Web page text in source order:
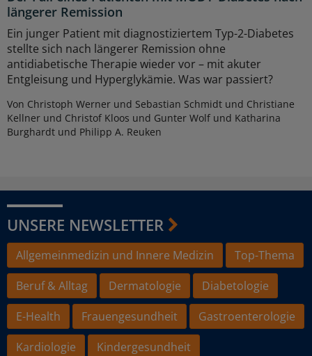
längerer Remission
Ein junger Patient mit diagnostiziertem Typ-2-Diabetes
stellte sich nach längerer Remission ohne
antidiabetische Therapie wieder vor – mit akuter
Entgleisung und Hyperglykämie. Was war passiert?
Von Christoph Werner und Sebastian Schmidt und Christiane
Kellner und Christof Kloos und Gunter Wolf und Katharina
Burghardt und Philipp A. Reuken
UNSERE NEWSLETTER
Allgemeinmedizin und Innere Medizin
Top-Thema
Beruf & Alltag
Dermatologie
Diabetologie
E-Health
Frauengesundheit
Gastroenterologie
Kardiologie
Kindergesundheit